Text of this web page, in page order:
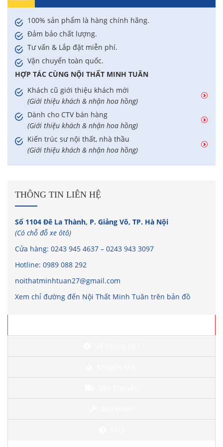
100% sản phẩm là hàng chính hãng.
Đảm bảo chất lượng.
Tư vấn & Lắp đặt miễn phí.
Vận chuyển toàn quốc.
HỢP TÁC CÙNG NỘI THẤT MINH TUÂN
Khách cũ giới thiệu khách mới
(Giới thiệu khách & nhận hoa hồng)
Dành cho CTV bán hàng
(Giới thiệu khách & nhận hoa hồng)
Kiến trúc sư nội thất, nhà thầu
(Giới thiệu khách & nhận hoa hồng)
THÔNG TIN LIÊN HỆ
Số 1104 Đê La Thành, P. Giảng Võ, TP. Hà Nội
(Có chỗ đỗ xe ôtô)
Cửa hàng: 0243 945 4637 – 0243 943 3097
Hotline: 0989 088 292
noithatminhtuan27@gmail.com
Xem chỉ đường đến Nội Thất Minh Tuân trên bản đồ